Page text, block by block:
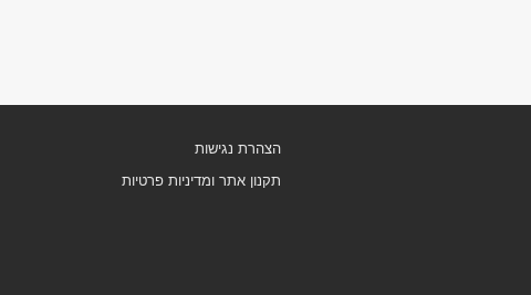
הצהרת נגישות
תקנון אתר ומדיניות פרטיות